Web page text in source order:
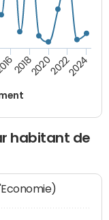
2018202020222024
habitant de